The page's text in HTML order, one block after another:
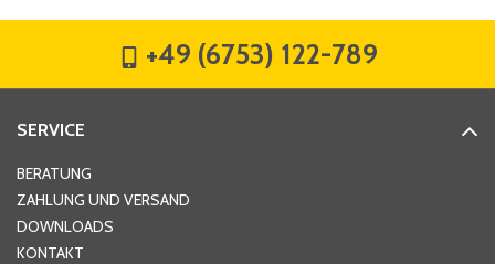
Hausnummer
+49 (6753) 122-789
SERVICE
BERATUNG
ZAHLUNG UND VERSAND
DOWNLOADS
KONTAKT